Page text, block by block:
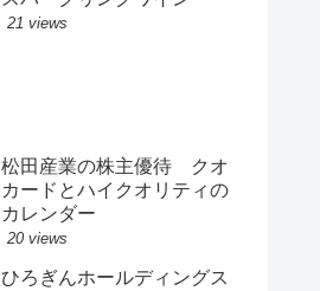
21 views
松田産業の株主優待 クオ
カードとハイクオリティの
カレンダー
20 views
ひろぎんホールディングス